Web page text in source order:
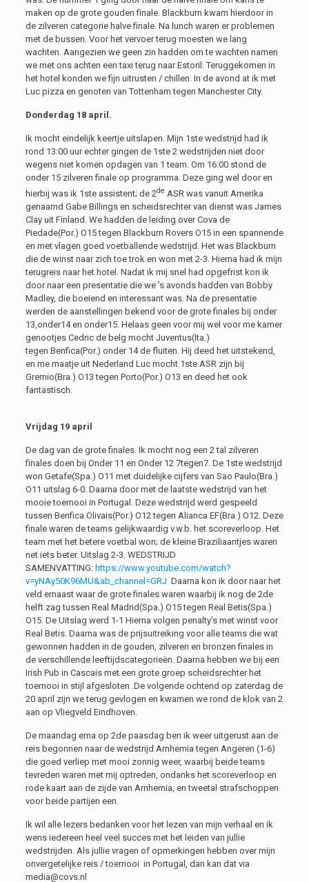
maken op de grote gouden finale. Blackburn kwam hierdoor in
de zilveren categorie halve finale. Na lunch waren er problemen
met de bussen. Voor het vervoer terug moesten we lang
wachten. Aangezien we geen zin hadden om te wachten namen
we met ons achten een taxi terug naar Estoril. Teruggekomen in
het hotel konden we fijn uitrusten / chillen. In de avond at ik met
Luc pizza en genoten van Tottenham tegen Manchester City.
Donderdag 18 april.
Ik mocht eindelijk keertje uitslapen. Mijn 1ste wedstrijd had ik
rond 13:00 uur echter gingen de 1ste 2 wedstrijden niet door
wegens niet komen opdagen van 1 team. Om 16:00 stond de
onder 15 zilveren finale op programma. Deze ging wel door en
hierbij was ik 1ste assistent; de 2de ASR was vanuit Amerika
genaamd Gabe Billings en scheidsrechter van dienst was James
Clay uit Finland. We hadden de leiding over Cova de
Piedade(Por.) O15 tegen Blackburn Rovers O15 in een spannende
en met vlagen goed voetballende wedstrijd. Het was Blackburn
die de winst naar zich toe trok en won met 2-3. Hierna had ik mijn
terugreis naar het hotel. Nadat ik mij snel had opgefrist kon ik
door naar een presentatie die we ’s avonds hadden van Bobby
Madley, die boeiend en interessant was. Na de presentatie
werden de aanstellingen bekend voor de grote finales bij onder
13,onder14 en onder15. Helaas geen voor mij wel voor me kamer
genootjes Cedric de belg mocht Juventus(Ita.)
tegen Benfica(Por.) onder 14 de fluiten. Hij deed het uitstekend,
en me maatje uit Nederland Luc mocht 1ste ASR zijn bij
Gremio(Bra.) O13 tegen Porto(Por.) O13 en deed het ook
fantastisch.
Vrijdag 19 april
De dag van de grote finales. Ik mocht nog een 2 tal zilveren
finales doen bij Onder 11 en Onder 12 7tegen7. De 1ste wedstrijd
won Getafe(Spa.) O11 met duidelijke cijfers van Sao Paulo(Bra.)
O11 uitslag 6-0. Daarna door met de laatste wedstrijd van het
mooie toernooi in Portugal. Deze wedstrijd werd gespeeld
tussen Benfica Olivais(Por.) O12 tegen Alianca EF(Bra.) O12. Deze
finale waren de teams gelijkwaardig v.w.b. het scoreverloop. Het
team met het betere voetbal won; de kleine Braziliaantjes waren
net iets beter. Uitslag 2-3. WEDSTRIJD
SAMENVATTING: https://www.youtube.com/watch?
v=yNAy50K96MU&ab_channel=GRJ Daarna kon ik door naar het
veld ernaast waar de grote finales waren waarbij ik nog de 2de
helft zag tussen Real Madrid(Spa.) O15 tegen Real Betis(Spa.)
O15. De Uitslag werd 1-1 Hierna volgen penalty’s met winst voor
Real Betis. Daarna was de prijsuitreiking voor alle teams die wat
gewonnen hadden in de gouden, zilveren en bronzen finales in
de verschillende leeftijdscategorieën. Daarna hebben we bij een
Irish Pub in Cascais met een grote groep scheidsrechter het
toernooi in stijl afgesloten .De volgende ochtend op zaterdag de
20 april zijn we terug gevlogen en kwamen we rond de klok van 2
aan op Vliegveld Eindhoven.
De maandag erna op 2de paasdag ben ik weer uitgerust aan de
reis begonnen naar de wedstrijd Arnhemia tegen Angeren (1-6)
die goed verliep met mooi zonnig weer, waarbij beide teams
tevreden waren met mij optreden, ondanks het scoreverloop en
rode kaart aan de zijde van Arnhemia, en tweetal strafschoppen
voor beide partijen een.
Ik wil alle lezers bedanken voor het lezen van mijn verhaal en ik
wens iedereen heel veel succes met het leiden van jullie
wedstrijden. Als jullie vragen of opmerkingen hebben over mijn
onvergetelijke reis / toernooi in Portugal, dan kan dat via
media@covs.nl